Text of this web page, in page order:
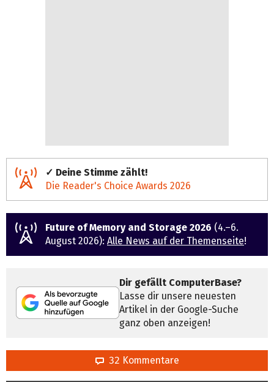
✓ Deine Stimme zählt!
Die Reader's Choice Awards 2026
Future of Memory and Storage 2026 (4.–6.
August 2026): Alle News auf der Themenseite!
Dir gefällt ComputerBase?
Lasse dir unsere neuesten
Artikel in der Google-Suche
ganz oben anzeigen!
32 Kommentare